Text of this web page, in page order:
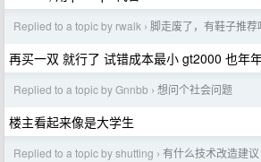
Replied to a topic by rwalk › 脚走废了，有鞋子推荐
再买一双 就行了 试错成本最小 gt2000 也年
Replied to a topic by Gnnbb › 想问个社会问题
楼主看起来像是大学生
Replied to a topic by shutting › 有什么技术改造建议